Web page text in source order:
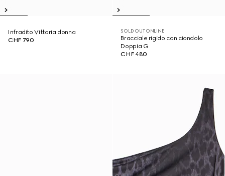
Infradito Vittoria donna
CHF 790
SOLD OUT ONLINE
Bracciale rigido con ciondolo
Doppia G
CHF 480